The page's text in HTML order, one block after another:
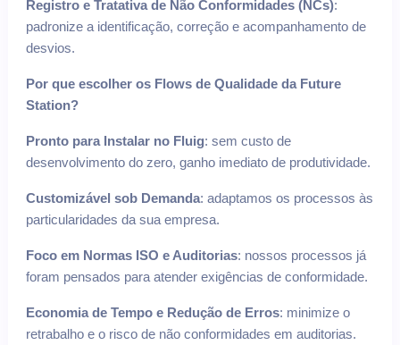
Registro e Tratativa de Não Conformidades (NCs):
padronize a identificação, correção e acompanhamento de
desvios.
Por que escolher os Flows de Qualidade da Future
Station?
Pronto para Instalar no Fluig: sem custo de
desenvolvimento do zero, ganho imediato de produtividade.
Customizável sob Demanda: adaptamos os processos às
particularidades da sua empresa.
Foco em Normas ISO e Auditorias: nossos processos já
foram pensados para atender exigências de conformidade.
Economia de Tempo e Redução de Erros: minimize o
retrabalho e o risco de não conformidades em auditorias.